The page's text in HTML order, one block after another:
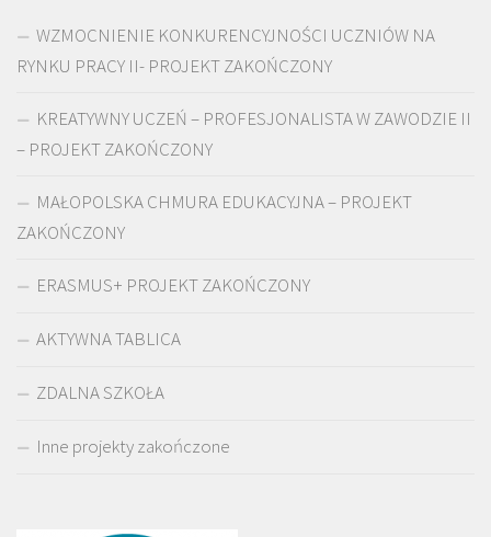
WZMOCNIENIE KONKURENCYJNOŚCI UCZNIÓW NA
RYNKU PRACY II- PROJEKT ZAKOŃCZONY
KREATYWNY UCZEŃ – PROFESJONALISTA W ZAWODZIE II
– PROJEKT ZAKOŃCZONY
MAŁOPOLSKA CHMURA EDUKACYJNA – PROJEKT
ZAKOŃCZONY
ERASMUS+ PROJEKT ZAKOŃCZONY
AKTYWNA TABLICA
ZDALNA SZKOŁA
Inne projekty zakończone